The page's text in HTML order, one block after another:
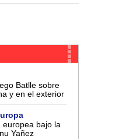
Batlle sobre
y en el exterior
europea bajo la
Yañez